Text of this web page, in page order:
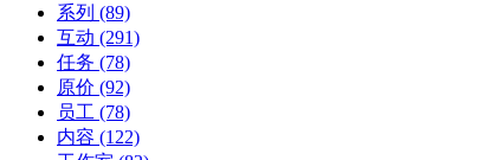
系列 (89)
互动 (291)
任务 (78)
原价 (92)
员工 (78)
内容 (122)